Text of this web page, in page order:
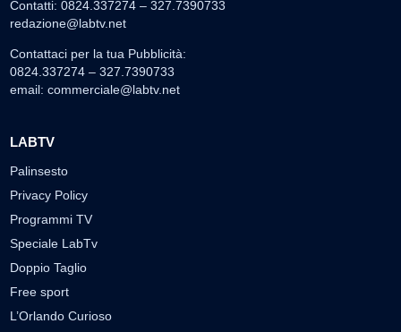
Contatti: 0824.337274 – 327.7390733
redazione@labtv.net
Contattaci per la tua Pubblicità:
0824.337274 – 327.7390733
email: commerciale@labtv.net
LABTV
Palinsesto
Privacy Policy
Programmi TV
Speciale LabTv
Doppio Taglio
Free sport
L’Orlando Curioso